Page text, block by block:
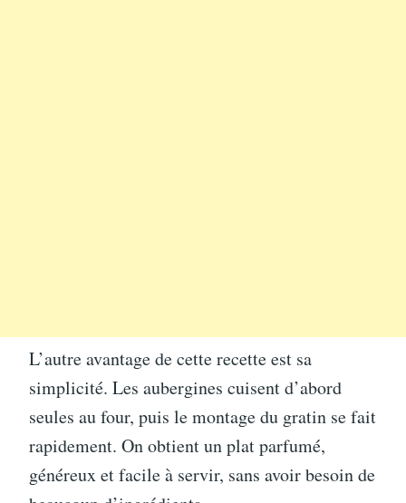
L’autre avantage de cette recette est sa
simplicité. Les aubergines cuisent d’abord
seules au four, puis le montage du gratin se fait
rapidement. On obtient un plat parfumé,
généreux et facile à servir, sans avoir besoin de